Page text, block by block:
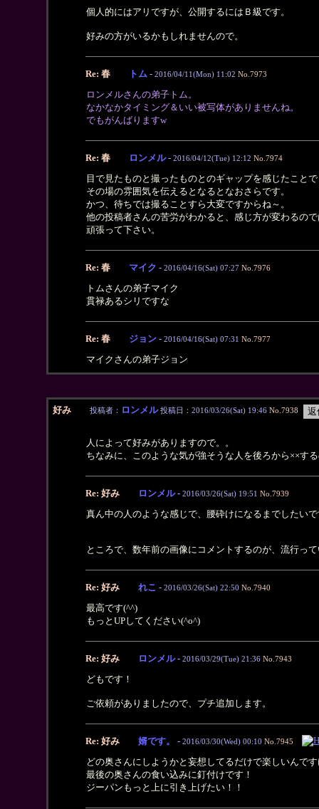
個人的にはアリですが、公開するにはＢ級です。
好みの方がいるかもしれませんので。
Re: 春 トム - 2016/04/11(Mon) 11:02 No.7973
ロンメルさんの弟子トム。
なかなかタイミング＆いい被写体がありませんね。
でもがんばりますw
Re: 春 ロンメル- 2016/04/12(Tue) 12:12 No.7974
目で見たものと撮ったものとのギャップを感じたこと
その場の雰囲気を伝えるとなるとなおさらです。
かつ、待ちでは撮ることすら大変ですからね～。
他の投稿者さんの苦労がわかると、感じ方が変わるの
頑張って下さい。
Re: 春 マイク - 2016/04/16(Sat) 07:27 No.7976
トムさんの弟子マイク
貫禄あるシリですな
Re: 春 ジョン - 2016/04/16(Sat) 07:31 No.7977
マイクさんの弟子ジョン
好み 投稿者： ロンメル 投稿日：2016/03/26(Sat) 19:46 No.7938
人によって好みがありますので。。
ちなみに、このような気が強そうな人を後ろから××す
Re: 好み ロンメル- 2016/03/26(Sat) 19:51 No.7939
真ん中の人のような感じで、腰砕けになるまでしたい
ところで、数年前の画像にコメントするのが、流行っ
Re: 好み れこ - 2016/03/26(Sat) 22:50 No.7940
最高です(^^)
もっとUPしてください(^o^)
Re: 好み ロンメル- 2016/03/29(Tue) 21:36 No.7943
どもです！
ご依頼がありましたので、プチ追加します。
Re: 好み 婿です。 - 2016/03/30(Wed) 00:10 No.7945
どの奥さんにしようかと妄想してるだけで楽しいんで
最後の奥さんの食い込みに釘付けです！
ジーパンもっと上に引き上げたい！！